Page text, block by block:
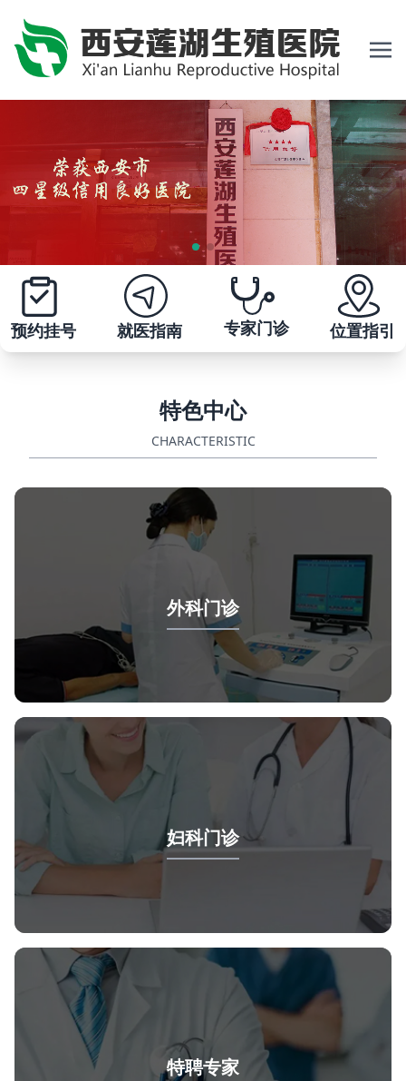
首页
医院概况
预约挂号
科室导航
联系我们
预约挂号 就医指南 专家门诊 位置指引
特色中心
CHARACTERISTIC
外科门诊
妇科门诊
特聘专家